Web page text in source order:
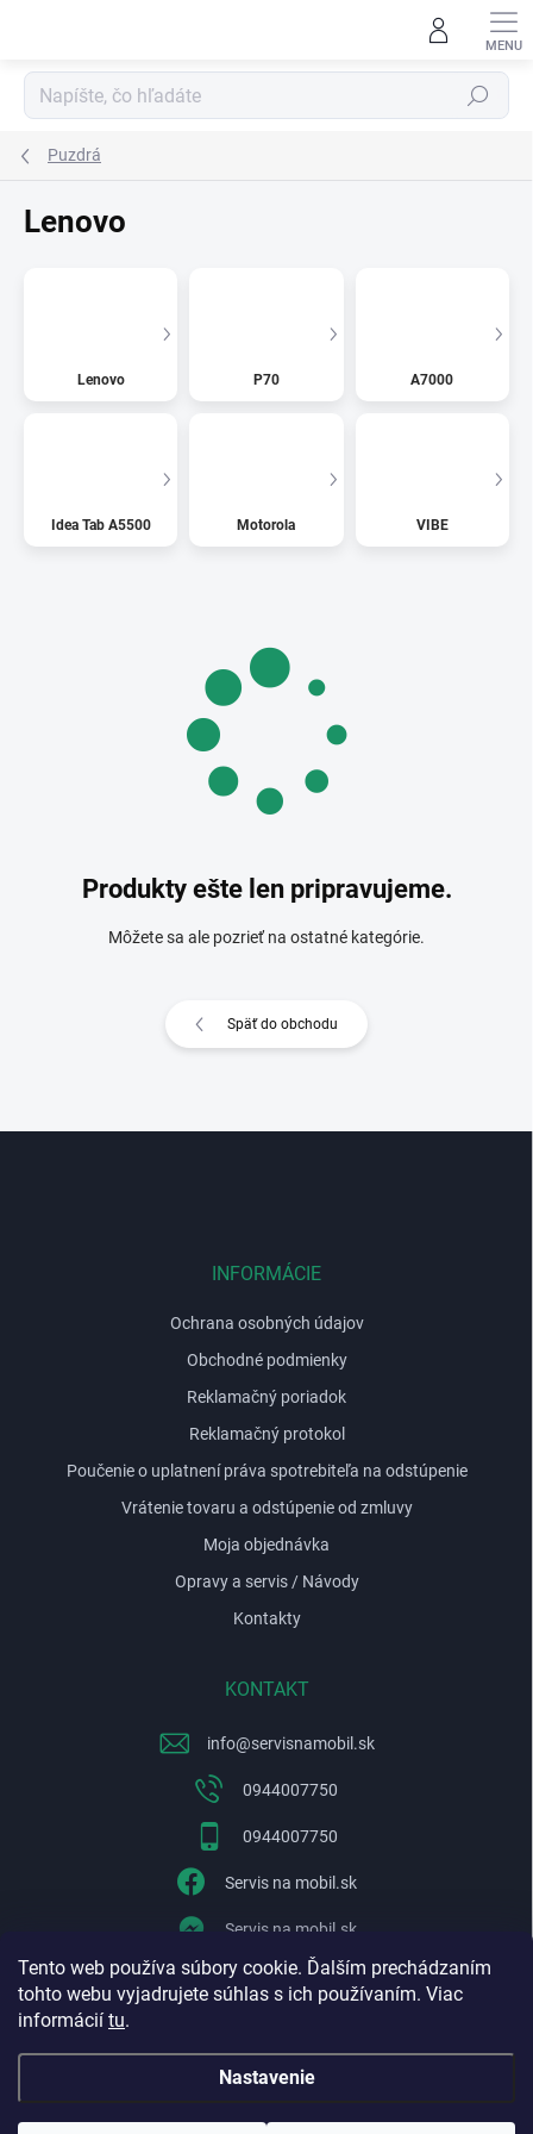
Tento web používa súbory cookie. Ďalším prechádzaním
tohto webu vyjadrujete súhlas s ich používaním. Viac
informácií tu.
Nastavenie
Hľadať
Puzdrá
Lenovo
Lenovo P70 A7000
Idea Tab A5500 Motorola VIBE
Produkty ešte len pripravujeme.
Môžete sa ale pozrieť na ostatné kategórie.
Späť do obchodu
INFORMÁCIE
Ochrana osobných údajov
Obchodné podmienky
Reklamačný poriadok
Reklamačný protokol
Poučenie o uplatnení práva spotrebiteľa na odstúpenie
Vrátenie tovaru a odstúpenie od zmluvy
Moja objednávka
Opravy a servis / Návody
Kontakty
KONTAKT
info@servisnamobil.sk
0944007750
0944007750
Servis na mobil.sk
Servis na mobil.sk
WhatsApp
Servisnamobil.sk. Všetky práva vyhradené.